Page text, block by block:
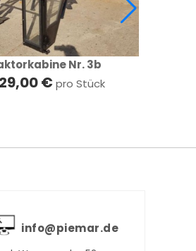
Nr. 3b
€ pro Stück
info@piemar.de